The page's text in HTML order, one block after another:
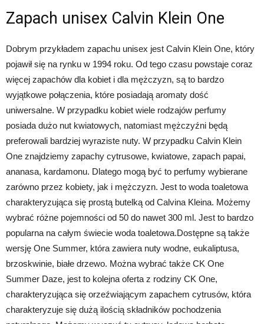
Zapach unisex Calvin Klein One
Dobrym przykładem zapachu unisex jest Calvin Klein One, który
pojawił się na rynku w 1994 roku. Od tego czasu powstaje coraz
więcej zapachów dla kobiet i dla mężczyzn, są to bardzo
wyjątkowe połączenia, które posiadają aromaty dość
uniwersalne. W przypadku kobiet wiele rodzajów perfumy
posiada dużo nut kwiatowych, natomiast mężczyźni będą
preferowali bardziej wyraziste nuty. W przypadku Calvin Klein
One znajdziemy zapachy cytrusowe, kwiatowe, zapach papai,
ananasa, kardamonu. Dlatego mogą być to perfumy wybierane
zarówno przez kobiety, jak i mężczyzn. Jest to woda toaletowa
charakteryzująca się prostą butelką od Calvina Kleina. Możemy
wybrać różne pojemności od 50 do nawet 300 ml. Jest to bardzo
popularna na całym świecie woda toaletowa.Dostępne są także
wersję One Summer, która zawiera nuty wodne, eukaliptusa,
brzoskwinie, białe drzewo. Można wybrać także CK One
Summer Daze, jest to kolejna oferta z rodziny CK One,
charakteryzująca się orzeźwiającym zapachem cytrusów, która
charakteryzuje się dużą ilością składników pochodzenia